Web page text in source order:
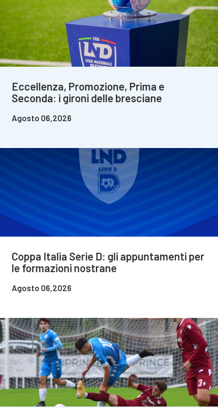
Eccellenza, Promozione, Prima e
Seconda: i gironi delle bresciane
Agosto 06,2026
Coppa Italia Serie D: gli appuntamenti per
le formazioni nostrane
Agosto 06,2026